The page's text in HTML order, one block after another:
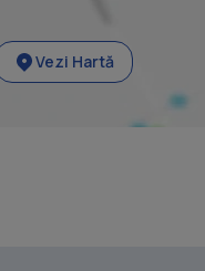
Vezi Hartă